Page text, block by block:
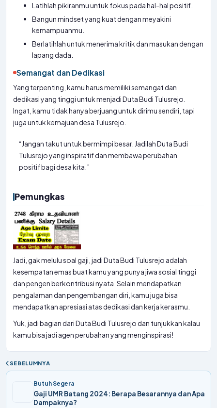
Latihlah pikiranmu untuk fokus pada hal-hal positif.
Bangun mindset yang kuat dengan meyakini
kemampuanmu.
Berlatihlah untuk menerima kritik dan masukan dengan
lapang dada.
Semangat dan Dedikasi
Yang terpenting, kamu harus memiliki semangat dan
dedikasi yang tinggi untuk menjadi Duta Budi Tulusrejo.
Ingat, kamu tidak hanya berjuang untuk dirimu sendiri, tapi
juga untuk kemajuan desa Tulusrejo.
“Jangan takut untuk bermimpi besar. Jadilah Duta Budi
Tulusrejo yang inspiratif dan membawa perubahan
positif bagi desa kita.”
Pemungkas
Jadi, gak melulu soal gaji, jadi Duta Budi Tulusrejo adalah
kesempatan emas buat kamu yang punya jiwa sosial tinggi
dan pengen berkontribusi nyata. Selain mendapatkan
pengalaman dan pengembangan diri, kamu juga bisa
mendapatkan apresiasi atas dedikasi dan kerja kerasmu.
Yuk, jadi bagian dari Duta Budi Tulusrejo dan tunjukkan kalau
kamu bisa jadi agen perubahan yang menginspirasi!
SEBELUMNYA
Butuh Segera
Gaji UMR Batang 2024: Berapa Besarannya dan Apa
Dampaknya?